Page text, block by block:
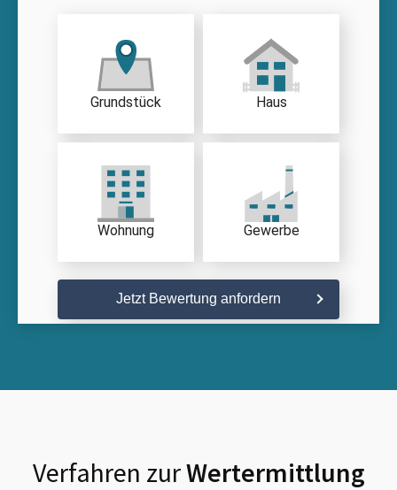
Grundstück Haus
Wohnung Gewerbe
Jetzt Bewertung anfordern
Verfahren zurWertermittlung